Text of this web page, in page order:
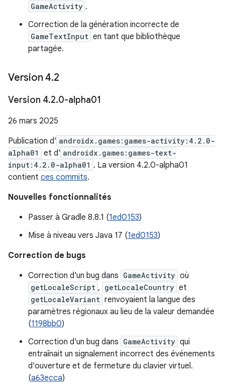
GameActivity .
Correction de la génération incorrecte de
GameTextInput en tant que bibliothèque
partagée.
Version 4.2
Version 4.2.0-alpha01
26 mars 2025
Publication d' androidx.games:games-activity:4.2.0-
alpha01
et d' androidx.games:games-text-
input:4.2.0-alpha01 . La version 4.2.0-alpha01
contient ces commits.
Nouvelles fonctionnalités
Passer à Gradle 8.8.1 (1ed0153)
Mise à niveau vers Java 17 (1ed0153)
Correction de bugs
Correction d'un bug dans GameActivity où
getLocaleScript , getLocaleCountry et
getLocaleVariant renvoyaient la langue des
paramètres régionaux au lieu de la valeur demandée
(1198bb0)
Correction d'un bug dans GameActivity qui
entraînait un signalement incorrect des événements
d'ouverture et de fermeture du clavier virtuel.
(a63ecca)